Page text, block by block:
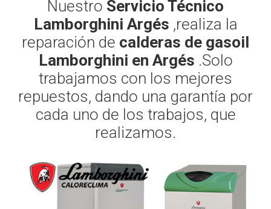
Nuestro Servicio Técnico
Lamborghini Argés ,realiza la
reparación de calderas de gasoil
Lamborghini en Argés .Solo
trabajamos con los mejores
repuestos, dando una garantía por
cada uno de los trabajos, que
realizamos.